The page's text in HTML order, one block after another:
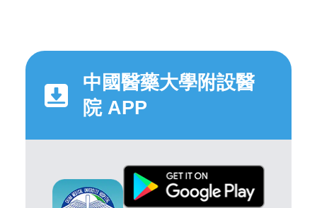
中國醫藥大學附設醫
院 APP